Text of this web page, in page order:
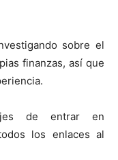
sobre el
finanzas, así que
de entrar en
los enlaces al